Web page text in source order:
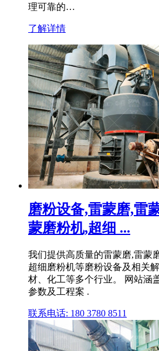
理可靠的…
了解详情
磨粉设备,雷蒙磨,雷
蒙磨粉机,超细 ...
我们提供高质量的雷蒙磨,雷蒙
超细磨粉机等磨粉设备及相关
材、化工等多个行业。 网站涵
参数及工程案 .
联系电话: 180 3780 8511